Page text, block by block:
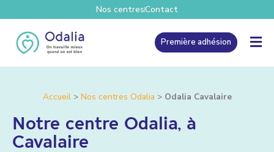
Nos centresContact
Première adhésion
Accueil> Nos centres Odalia > Odalia Cavalaire
Notre centre Odalia, à
Cavalaire